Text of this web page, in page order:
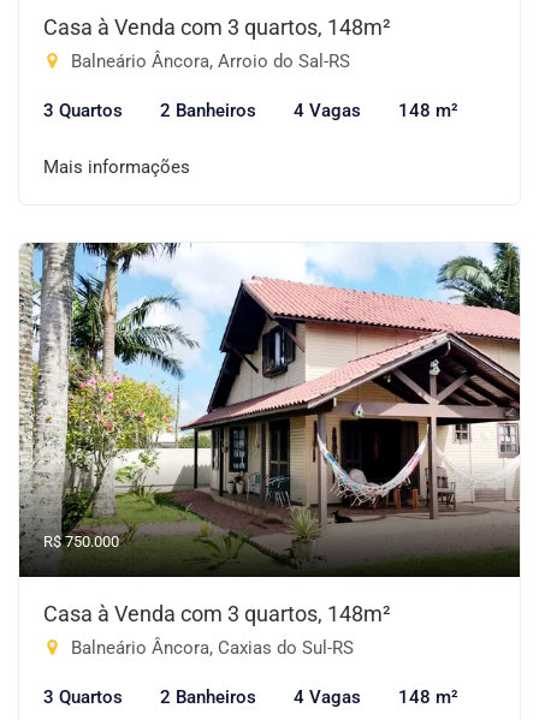
Casa à Venda com 3 quartos, 148m²
Balneário Âncora, Arroio do Sal-RS
3 Quartos 2 Banheiros 4 Vagas 148 m²
Mais informações
R$ 750.000
Casa à Venda com 3 quartos, 148m²
Balneário Âncora, Caxias do Sul-RS
3 Quartos 2 Banheiros 4 Vagas 148 m²